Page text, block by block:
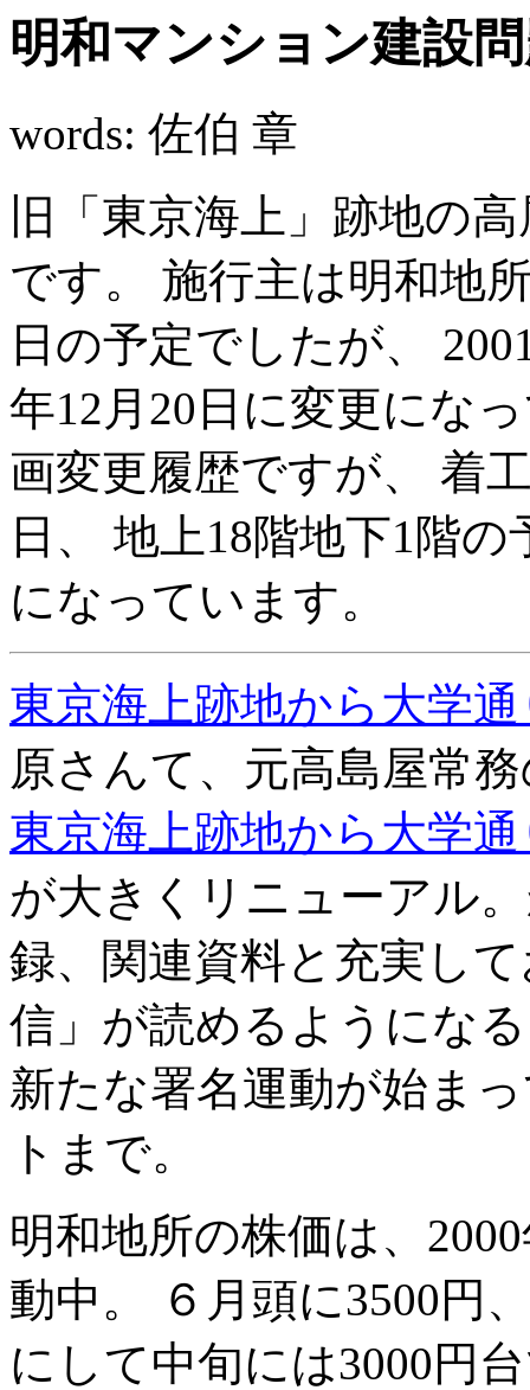
明和マンション建設
words: 佐伯 章
旧「東京海上」跡地の
です。 施行主は明和地
日の予定でしたが、
年12月20日に変更にな
画変更履歴ですが、 着
日、 地上18階地下1階
になっています。
東京海上跡地から大学
原さんて、元高島屋常
東京海上跡地から大学
が大きくリニューアル
録、関連資料と充実し
信」が読めるようにな
新たな署名運動が始ま
トまで。
明和地所の株価は、
動中。 ６月頭に3500円
にして中旬には3000円